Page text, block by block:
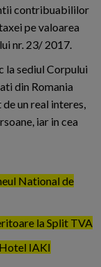
contribuabililor
pe valoarea
nr. 23/ 2017.
la sediul Corpului
din Romania
un real interes,
iar in cea
National de
la Split TVA
IAKI